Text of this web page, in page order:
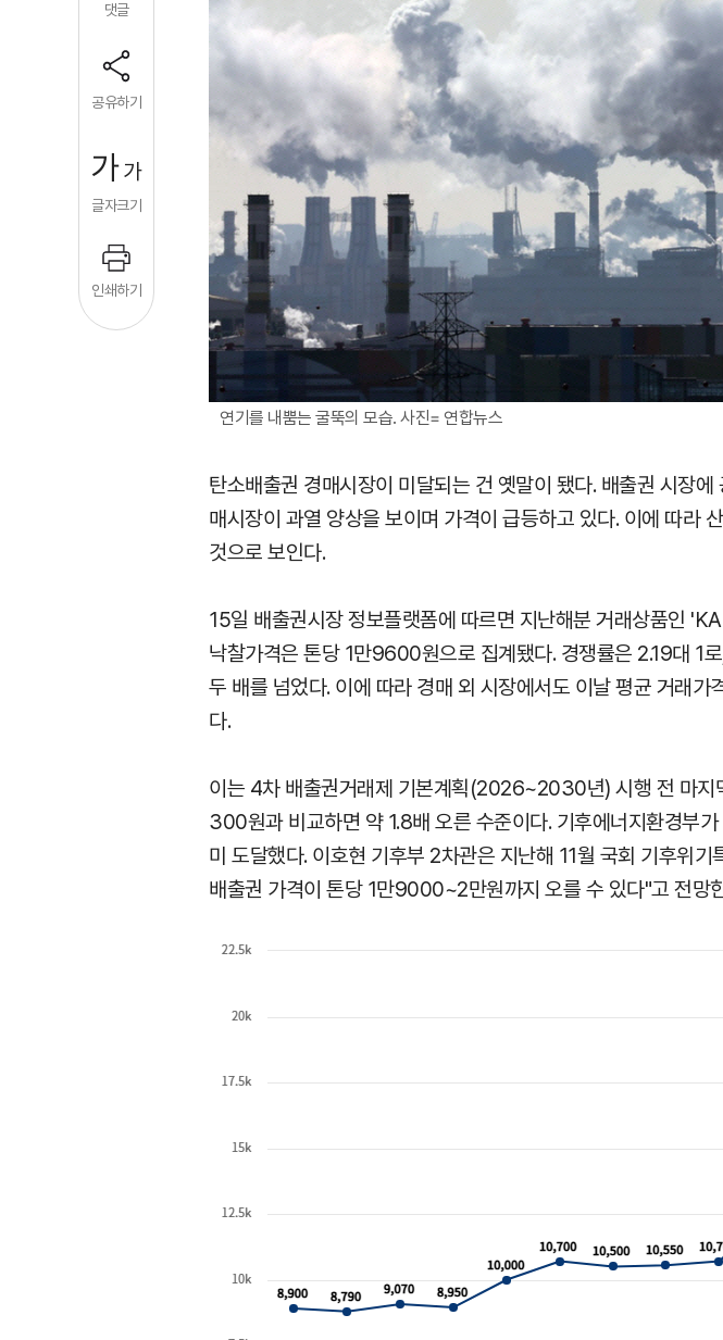
댓글
공유하기
가가
글자크기
인쇄하기
연기를 내뿜는 굴뚝의 모습. 사진= 연합뉴스
탄소배출권 경매시장이 미달되는 건 옛말이 됐다. 배출권 시장에
매시장이 과열 양상을 보이며 가격이 급등하고 있다. 이에 따라
것으로 보인다.
15일 배출권시장 정보플랫폼에 따르면 지난해분 거래상품인
낙찰가격은 톤당 1만9600원으로 집계됐다. 경쟁률은 2.19대 1
두 배를 넘었다. 이에 따라 경매 외 시장에서도 이날 평균 거래
다.
이는 4차 배출권거래제 기본계획(2026~2030년) 시행 전 마지
300원과 비교하면 약 1.8배 오른 수준이다. 기후에너지환경부
미 도달했다. 이호현 기후부 2차관은 지난해 11월 국회 기후위기
배출권 가격이 톤당 1만9000~2만원까지 오를 수 있다"고 전망